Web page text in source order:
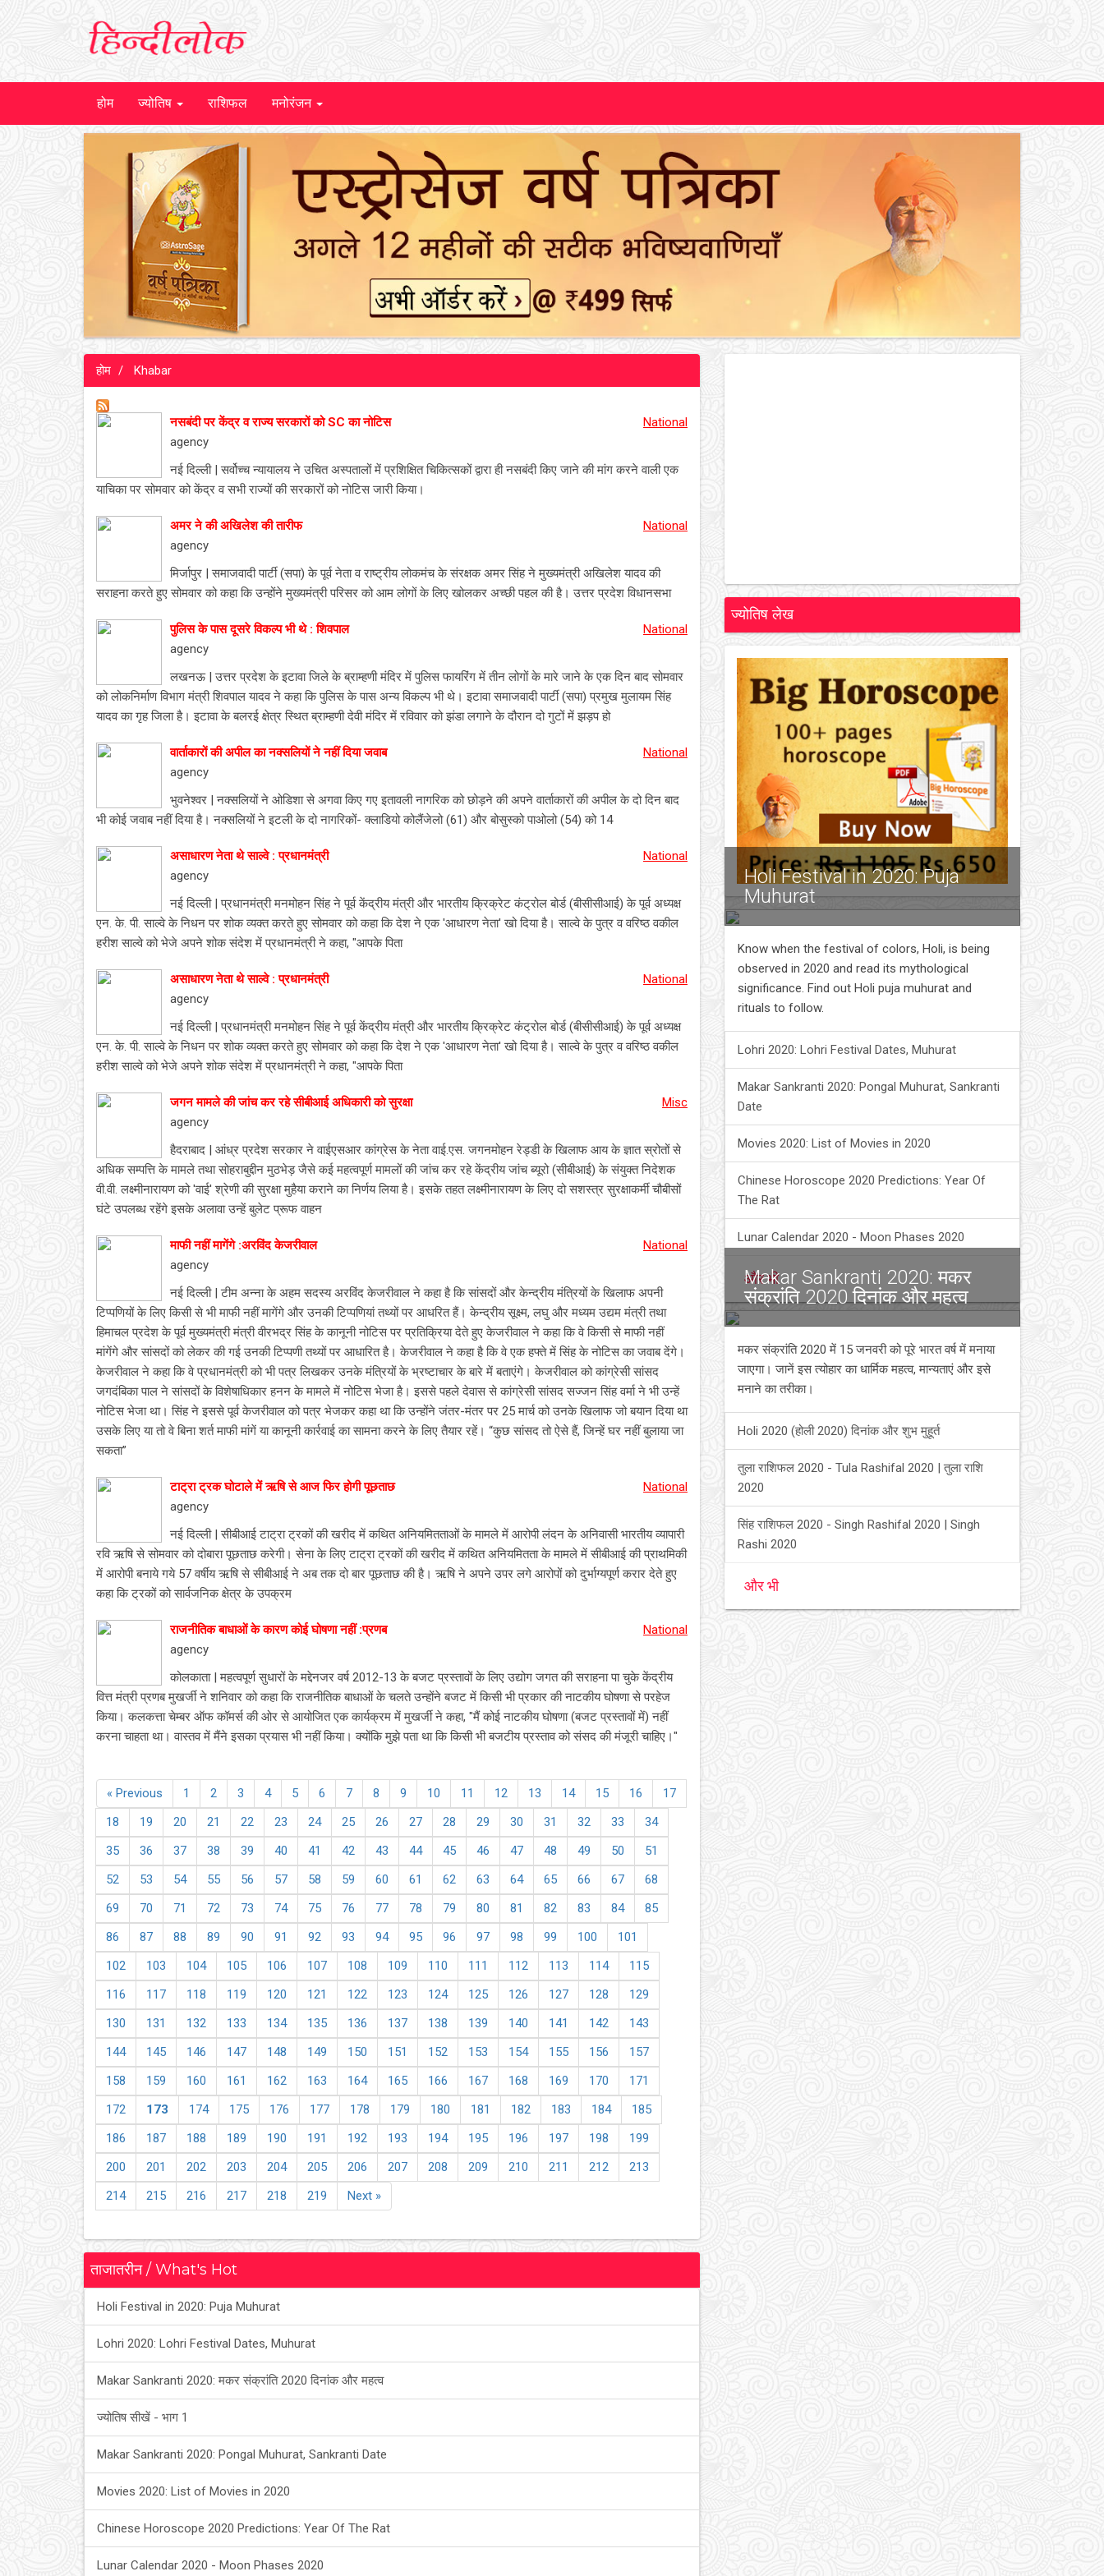
होम ज्योतिष राशिफल मनोरंजन
होम Khabar
नसबंदी पर केंद्र व राज्य सरकारों को SC का नोटिस
National
agency
नई दिल्ली | सर्वोच्च न्यायालय ने उचित अस्पतालों में प्रशिक्षित चिकित्सकों द्वारा ही नसबंदी किए जाने की मांग करने वाली एक
याचिका पर सोमवार को केंद्र व सभी राज्यों की सरकारों को नोटिस जारी किया।
अमर ने की अखिलेश की तारीफ
National
agency
मिर्जापुर | समाजवादी पार्टी (सपा) के पूर्व नेता व राष्ट्रीय लोकमंच के संरक्षक अमर सिंह ने मुख्यमंत्री अखिलेश यादव की
सराहना करते हुए सोमवार को कहा कि उन्होंने मुख्यमंत्री परिसर को आम लोगों के लिए खोलकर अच्छी पहल की है। उत्तर प्रदेश विधानसभा
पुलिस के पास दूसरे विकल्प भी थे : शिवपाल
National
agency
लखनऊ | उत्तर प्रदेश के इटावा जिले के ब्राम्हणी मंदिर में पुलिस फायरिंग में तीन लोगों के मारे जाने के एक दिन बाद सोमवार
को लोकनिर्माण विभाग मंत्री शिवपाल यादव ने कहा कि पुलिस के पास अन्य विकल्प भी थे। इटावा समाजवादी पार्टी (सपा) प्रमुख मुलायम सिंह
यादव का गृह जिला है। इटावा के बलरई क्षेत्र स्थित ब्राम्हणी देवी मंदिर में रविवार को झंडा लगाने के दौरान दो गुटों में झड़प हो
वार्ताकारों की अपील का नक्सलियों ने नहीं दिया जवाब
National
agency
भुवनेश्वर | नक्सलियों ने ओडिशा से अगवा किए गए इतावली नागरिक को छोड़ने की अपने वार्ताकारों की अपील के दो दिन बाद
भी कोई जवाब नहीं दिया है। नक्सलियों ने इटली के दो नागरिकों- क्लाडियो कोलैंजेलो (61) और बोसुस्को पाओलो (54) को 14
असाधारण नेता थे साल्वे : प्रधानमंत्री
National
agency
नई दिल्ली | प्रधानमंत्री मनमोहन सिंह ने पूर्व केंद्रीय मंत्री और भारतीय क्रिक्रेट कंट्रोल बोर्ड (बीसीसीआई) के पूर्व अध्यक्ष
एन. के. पी. साल्वे के निधन पर शोक व्यक्त करते हुए सोमवार को कहा कि देश ने एक 'आधारण नेता' खो दिया है। साल्वे के पुत्र व वरिष्ठ वकील
हरीश साल्वे को भेजे अपने शोक संदेश में प्रधानमंत्री ने कहा, "आपके पिता
असाधारण नेता थे साल्वे : प्रधानमंत्री
National
agency
नई दिल्ली | प्रधानमंत्री मनमोहन सिंह ने पूर्व केंद्रीय मंत्री और भारतीय क्रिक्रेट कंट्रोल बोर्ड (बीसीसीआई) के पूर्व अध्यक्ष
एन. के. पी. साल्वे के निधन पर शोक व्यक्त करते हुए सोमवार को कहा कि देश ने एक 'आधारण नेता' खो दिया है। साल्वे के पुत्र व वरिष्ठ वकील
हरीश साल्वे को भेजे अपने शोक संदेश में प्रधानमंत्री ने कहा, "आपके पिता
जगन मामले की जांच कर रहे सीबीआई अधिकारी को सुरक्षा
Misc
agency
हैदराबाद | आंध्र प्रदेश सरकार ने वाईएसआर कांग्रेस के नेता वाई.एस. जगनमोहन रेड्डी के खिलाफ आय के ज्ञात स्रोतों से
अधिक सम्पत्ति के मामले तथा सोहराबुद्दीन मुठभेड़ जैसे कई महत्वपूर्ण मामलों की जांच कर रहे केंद्रीय जांच ब्यूरो (सीबीआई) के संयुक्त निदेशक
वी.वी. लक्ष्मीनारायण को 'वाई' श्रेणी की सुरक्षा मुहैया कराने का निर्णय लिया है। इसके तहत लक्ष्मीनारायण के लिए दो सशस्त्र सुरक्षाकर्मी चौबीसों
घंटे उपलब्ध रहेंगे इसके अलावा उन्हें बुलेट प्रूफ वाहन
माफी नहीं मागेंगे :अरविंद केजरीवाल
National
agency
नई दिल्ली | टीम अन्ना के अहम सदस्य अरविंद केजरीवाल ने कहा है कि सांसदों और केन्द्रीय मंत्रियों के खिलाफ अपनी
टिप्पणियों के लिए किसी से भी माफी नहीं मागेंगे और उनकी टिप्पणियां तथ्यों पर आधरित हैं। केन्द्रीय सूक्ष्म, लघु और मध्यम उद्यम मंत्री तथा
हिमाचल प्रदेश के पूर्व मुख्यमंत्री मंत्री वीरभद्र सिंह के कानूनी नोटिस पर प्रतिक्रिया देते हुए केजरीवाल ने कहा कि वे किसी से माफी नहीं
मांगेंगे और सांसदों को लेकर की गई उनकी टिप्पणी तथ्यों पर आधारित है। केजरीवाल ने कहा है कि वे एक हफ्ते में सिंह के नोटिस का जवाब देंगे।
केजरीवाल ने कहा कि वे प्रधानमंत्री को भी पत्र लिखकर उनके मंत्रियों के भ्रष्टाचार के बारे में बताएंगे। केजरीवाल को कांग्रेसी सांसद
जगदंबिका पाल ने सांसदों के विशेषाधिकार हनन के मामले में नोटिस भेजा है। इससे पहले देवास से कांग्रेसी सांसद सज्जन सिंह वर्मा ने भी उन्हें
नोटिस भेजा था। सिंह ने इससे पूर्व केजरीवाल को पत्र भेजकर कहा था कि उन्होंने जंतर-मंतर पर 25 मार्च को उनके खिलाफ जो बयान दिया था
उसके लिए या तो वे बिना शर्त माफी मांगें या कानूनी कार्रवाई का सामना करने के लिए तैयार रहें। “कुछ सांसद तो ऐसे हैं, जिन्हें घर नहीं बुलाया जा
सकता”
टाट्रा ट्रक घोटाले में ऋषि से आज फिर होगी पूछताछ
National
agency
नई दिल्ली | सीबीआई टाट्रा ट्रकों की खरीद में कथित अनियमितताओं के मामले में आरोपी लंदन के अनिवासी भारतीय व्यापारी
रवि ऋषि से सोमवार को दोबारा पूछताछ करेगी। सेना के लिए टाट्रा ट्रकों की खरीद में कथित अनियमितता के मामले में सीबीआई की प्राथमिकी
में आरोपी बनाये गये 57 वर्षीय ऋषि से सीबीआई ने अब तक दो बार पूछताछ की है। ऋषि ने अपने उपर लगे आरोपों को दुर्भाग्यपूर्ण करार देते हुए
कहा कि ट्रकों को सार्वजनिक क्षेत्र के उपक्रम
राजनीतिक बाधाओं के कारण कोई घोषणा नहीं :प्रणब
National
agency
कोलकाता | महत्वपूर्ण सुधारों के मद्देनजर वर्ष 2012-13 के बजट प्रस्तावों के लिए उद्योग जगत की सराहना पा चुके केंद्रीय
वित्त मंत्री प्रणब मुखर्जी ने शनिवार को कहा कि राजनीतिक बाधाओं के चलते उन्होंने बजट में किसी भी प्रकार की नाटकीय घोषणा से परहेज
किया। कलकत्ता चेम्बर ऑफ कॉमर्स की ओर से आयोजित एक कार्यक्रम में मुखर्जी ने कहा, "मैं कोई नाटकीय घोषणा (बजट प्रस्तावों में) नहीं
करना चाहता था। वास्तव में मैंने इसका प्रयास भी नहीं किया। क्योंकि मुझे पता था कि किसी भी बजटीय प्रस्ताव को संसद की मंजूरी चाहिए।"
« Previous 1 2 3 4 5 6 7 8 9 10 11 12 13 14 15 16
17
18
19 20 21 22 23 24 25 26 27 28 29 30 31 32 33
34
35
36 37 38 39 40 41 42 43 44 45 46 47 48 49 50
51
52
53 54 55 56 57 58 59 60 61 62 63 64 65 66 67
68
69
70 71 72 73 74 75 76 77 78 79 80 81 82 83 84
85
86
87 88 89 90 91 92 93 94 95 96 97 98 99 100
101
102
103 104 105 106 107 108 109 110 111 112 113 114
115
116
117 118 119 120 121 122 123 124 125 126 127 128
129
130
131 132 133 134 135 136 137 138 139 140 141 142
143
144
145 146 147 148 149 150 151 152 153 154 155 156
157
158
159 160 161 162 163 164 165 166 167 168 169 170
171
172
173 174 175 176 177 178 179 180 181 182 183 184
185
186
187 188 189 190 191 192 193 194 195 196 197 198
199
200
201 202 203 204 205 206 207 208 209 210 211 212
213
214
215 216 217 218 219 Next »
ताजातरीन / What's Hot
Holi Festival in 2020: Puja Muhurat
Lohri 2020: Lohri Festival Dates, Muhurat
Makar Sankranti 2020: मकर संक्रांति 2020 दिनांक और महत्व
ज्योतिष सीखें - भाग 1
Makar Sankranti 2020: Pongal Muhurat, Sankranti Date
Movies 2020: List of Movies in 2020
Chinese Horoscope 2020 Predictions: Year Of The Rat
Lunar Calendar 2020 - Moon Phases 2020
ज्योतिष लेख
Holi Festival in 2020: Puja
Muhurat
Know when the festival of colors, Holi, is being
observed in 2020 and read its mythological
significance. Find out Holi puja muhurat and
rituals to follow.
Lohri 2020: Lohri Festival Dates, Muhurat
Makar Sankranti 2020: Pongal Muhurat, Sankranti
Date
Movies 2020: List of Movies in 2020
Chinese Horoscope 2020 Predictions: Year Of
The Rat
Lunar Calendar 2020 - Moon Phases 2020
और भी
Makar Sankranti 2020: मकर
संक्रांति 2020 दिनांक और महत्व
मकर संक्रांति 2020 में 15 जनवरी को पूरे भारत वर्ष में मनाया
जाएगा। जानें इस त्योहार का धार्मिक महत्व, मान्यताएं और इसे
मनाने का तरीका।
Holi 2020 (होली 2020) दिनांक और शुभ मुहूर्त
तुला राशिफल 2020 - Tula Rashifal 2020 | तुला राशि
2020
सिंह राशिफल 2020 - Singh Rashifal 2020 | Singh
Rashi 2020
और भी